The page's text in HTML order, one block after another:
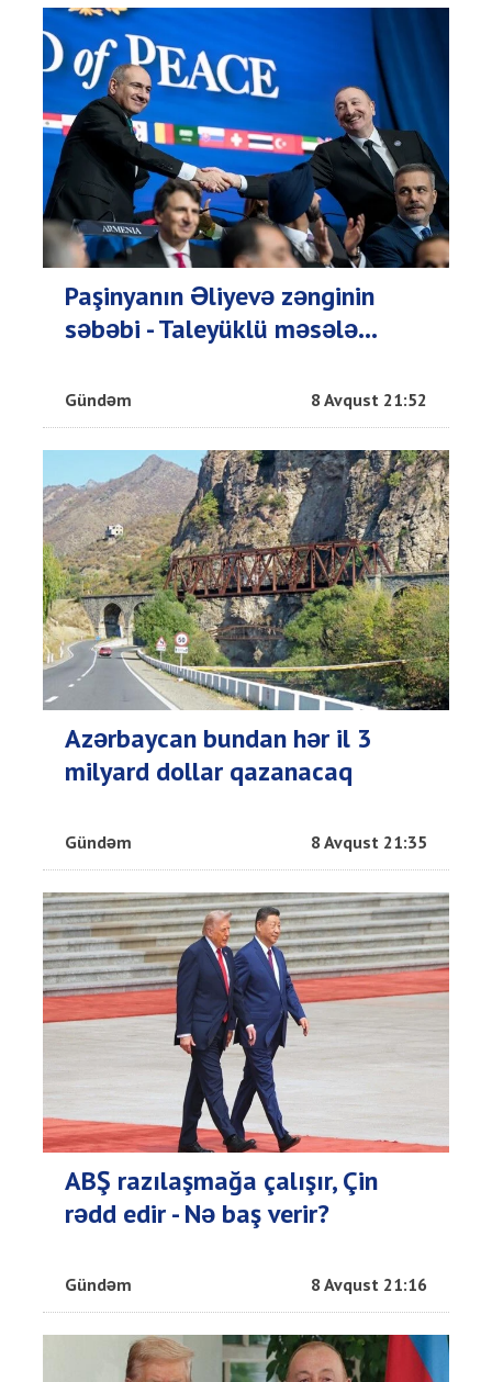
Paşinyanın Əliyevə zənginin
səbəbi - Taleyüklü məsələ...
Gündəm 8 Avqust 21:52
Azərbaycan bundan hər il 3
milyard dollar qazanacaq
Gündəm 8 Avqust 21:35
ABŞ razılaşmağa çalışır, Çin
rədd edir - Nə baş verir?
Gündəm 8 Avqust 21:16